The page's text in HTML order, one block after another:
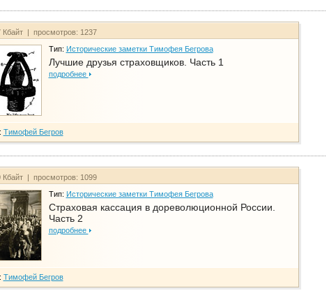
| просмотров: 1237
Тип: Исторические заметки Тимофея Бегрова
Лучшие друзья страховщиков. Часть 1
подробнее
Тимофей Бегров
| просмотров: 1099
Тип: Исторические заметки Тимофея Бегрова
Страховая кассация в дореволюционной России.
Часть 2
подробнее
Тимофей Бегров